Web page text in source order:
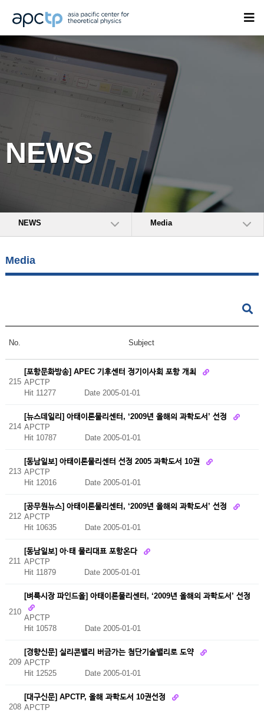
NEWS
NEWS Media
Media
No. Subject
215
[포항문화방송] APEC 기후센터 정기이사회 포항 개최
APCTP
Hit 11277
Date 2005-01-01
214
[뉴스데일리] 아태이론물리센터, ‘2009년 올해의 과학도서’ 선정
APCTP
Hit 10787
Date 2005-01-01
213
[동남일보] 아태이론물리센터 선정 2005 과학도서 10권
APCTP
Hit 12016
Date 2005-01-01
212
[공무원뉴스] 아태이론물리센터, ‘2009년 올해의 과학도서’ 선정
APCTP
Hit 10635
Date 2005-01-01
211
[동남일보] 아·태 물리대표 포항온다
APCTP
Hit 11879
Date 2005-01-01
210
[벼룩시장 파인드올] 아태이론물리센터, ‘2009년 올해의 과학도서’ 선정
APCTP
Hit 10578 Date 2005-01-01
209
[경향신문] 실리콘밸리 버금가는 첨단기술밸리로 도약
APCTP
Hit 12525
Date 2005-01-01
208
[대구신문] APCTP, 올해 과학도서 10권선정
APCTP